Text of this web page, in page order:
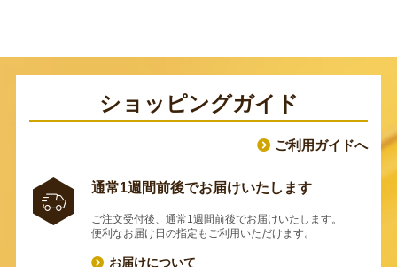
ショッピングガイド
ご利用ガイドへ
通常1週間前後でお届けいたします
ご注文受付後、通常1週間前後でお届けいたします。
便利なお届け日の指定もご利用いただけます。
お届けについて